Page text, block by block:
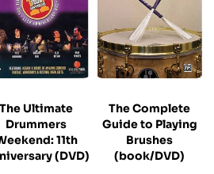
The Ultimate
Drummers
11th
(DVD)
The Complete
Guide to Playing
Brushes
(book/DVD)